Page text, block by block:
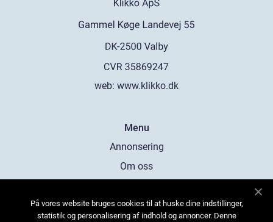
web: www.klikko.dk
Menu
Annonsering
Om oss
Kontakta oss
På vores website bruges cookies til at huske dine indstillinger,
statistik og personalisering af indhold og annoncer. Denne